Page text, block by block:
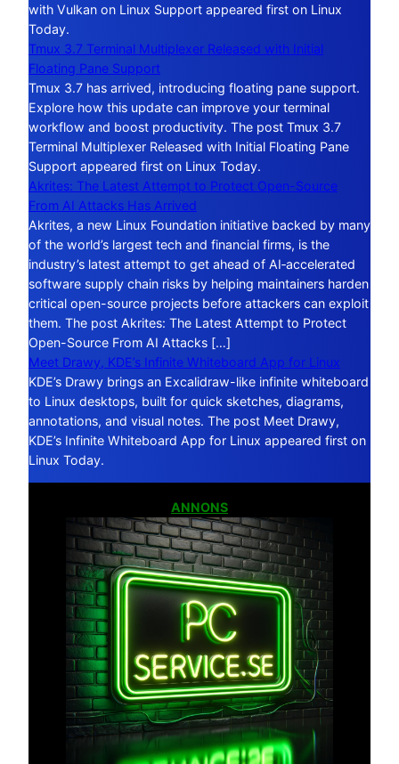
with Vulkan on Linux Support appeared first on Linux
Today.
Tmux 3.7 Terminal Multiplexer Released with Initial
Floating Pane Support
Tmux 3.7 has arrived, introducing floating pane support.
Explore how this update can improve your terminal
workflow and boost productivity. The post Tmux 3.7
Terminal Multiplexer Released with Initial Floating Pane
Support appeared first on Linux Today.
Akrites: The Latest Attempt to Protect Open-Source
From AI Attacks Has Arrived
Akrites, a new Linux Foundation initiative backed by many
of the world’s largest tech and financial firms, is the
industry’s latest attempt to get ahead of AI‑accelerated
software supply chain risks by helping maintainers harden
critical open-source projects before attackers can exploit
them. The post Akrites: The Latest Attempt to Protect
Open-Source From AI Attacks […]
Meet Drawy, KDE’s Infinite Whiteboard App for Linux
KDE’s Drawy brings an Excalidraw-like infinite whiteboard
to Linux desktops, built for quick sketches, diagrams,
annotations, and visual notes. The post Meet Drawy,
KDE’s Infinite Whiteboard App for Linux appeared first on
Linux Today.
ANNONS